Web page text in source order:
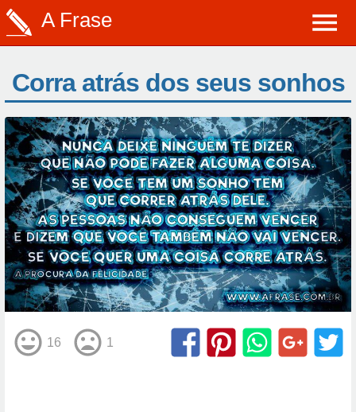
A Frase
Corra atrás dos seus sonhos
16 1